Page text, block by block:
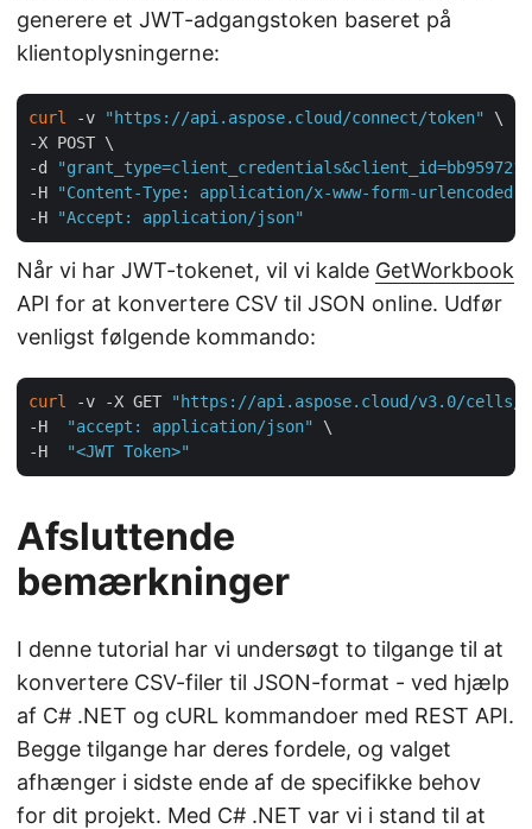
generere et JWT-adgangstoken baseret på
klientoplysningerne:
curl -v "https://api.aspose.cloud/connect/token"
\
-X POST \
-d
"grant_type=client_credentials&client_id=bb959721-
-H
"Content-Type: application/x-www-form-urlencoded"
-H
"Accept: application/json"
Når vi har JWT-tokenet, vil vi kalde GetWorkbook
API for at konvertere CSV til JSON online. Udfør
venligst følgende kommando:
curl -v -X GET
"https://api.aspose.cloud/v3.0/cells/
-H
"accept: application/json"
\
-H
"<JWT Token>"
Afsluttende
bemærkninger
I denne tutorial har vi undersøgt to tilgange til at
konvertere CSV-filer til JSON-format - ved hjælp
af C# .NET og cURL kommandoer med REST API.
Begge tilgange har deres fordele, og valget
afhænger i sidste ende af de specifikke behov
for dit projekt. Med C# .NET var vi i stand til at